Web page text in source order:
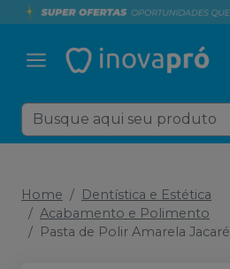
Home
Dentística e Estética
Acabamento e Polimento
Pasta de Polir Amarela Jacaré